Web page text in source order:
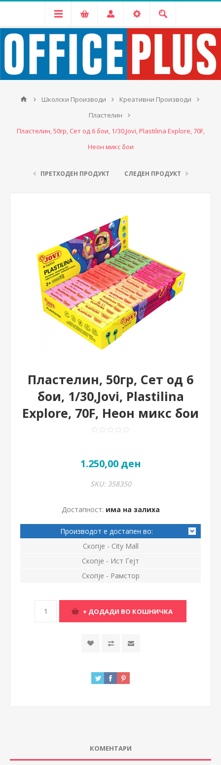
Школски Производи
Креативни Производи
Пластелин
Пластелин, 50гр, Сет од 6 бои, 1/30,Jovi, Plastilina Explore, 70F,
Неон микс бои
ПРЕТХОДЕН ПРОДУКТ СЛЕДЕН ПРОДУКТ
Пластелин, 50гр, Сет од 6
бои, 1/30,Jovi, Plastilina
Explore, 70F, Неон микс бои
1.250,00 ден
SKU: 358350
Достапност: има на залиха
Производот е достапен во:
Скопје - City Mall
Скопје - Ист Гејт
Скопје - Рамстор
КОМЕНТАРИ